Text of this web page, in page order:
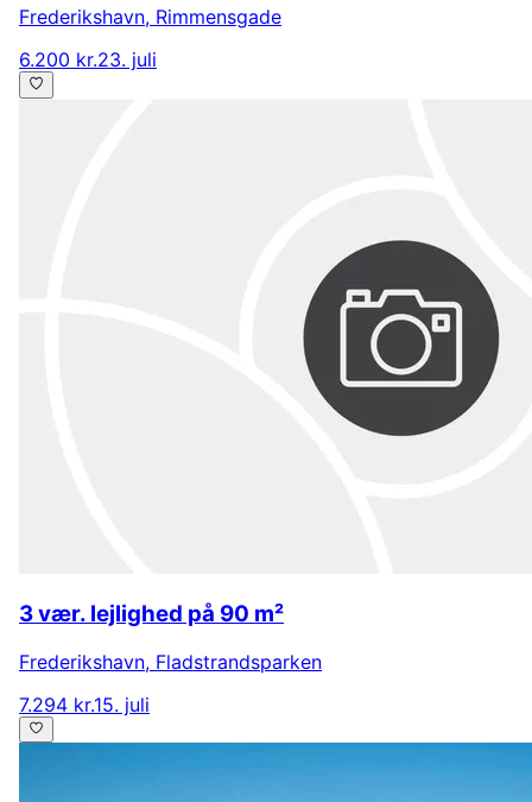
Frederikshavn, Rimmensgade
6.200 kr.23. juli
3 vær. lejlighed på 90 m²
Frederikshavn, Fladstrandsparken
7.294 kr.15. juli